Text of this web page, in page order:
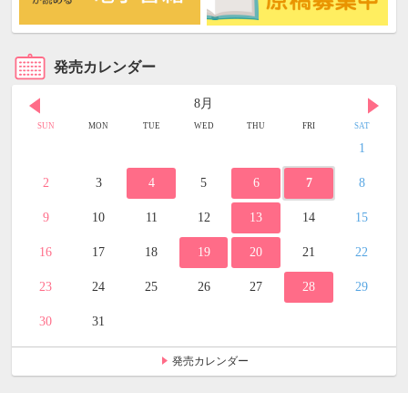
発売カレンダー
8月
SUN MON TUE WED THU FRI SAT
1
2 3 4 5 6 7 8
9 10 11 12 13 14 15
16 17 18 19 20 21 22
23 24 25 26 27 28 29
30 31
発売カレンダー